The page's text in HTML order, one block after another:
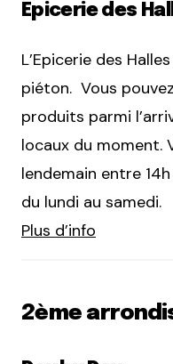
Epicerie des
L’Epicerie des
piéton. Vous
produits parmi
locaux du moment.
lendemain entre
du lundi au samedi.
Plus d’info
2ème